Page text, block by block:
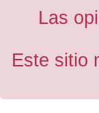
Las
Este sitio